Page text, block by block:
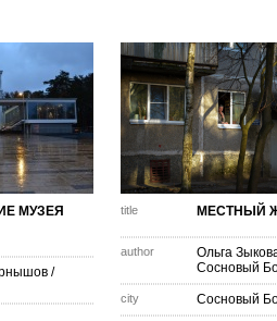
МУЗЕЯ
/
title МЕСТНЫЙ
author Ольга
Сосновый
city Сосновый